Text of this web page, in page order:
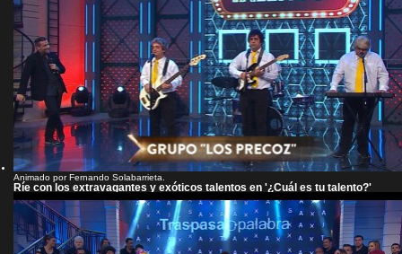
Animado por Fernando Solabarrieta.
Ríe con los extravagantes y exóticos talentos en '¿Cuál es tu talento?'